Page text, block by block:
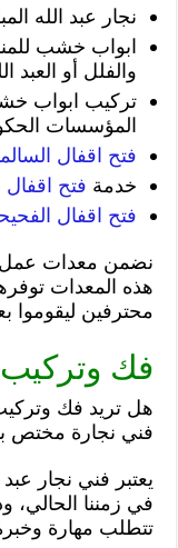
نجار عبد الله
ابواب خشب
والفلل أو العبد
تركيب ابواب
المؤسسات
فتح اقفال
خدمة فتح
فتح اقفال
نضمن معدات عمل
هذه المعدات
محترفين ليقوموا
فك
هل تريد فك
فني نجارة مختص
يعتبر فني نجار
في زمننا الحالي،
تتطلب مهارة